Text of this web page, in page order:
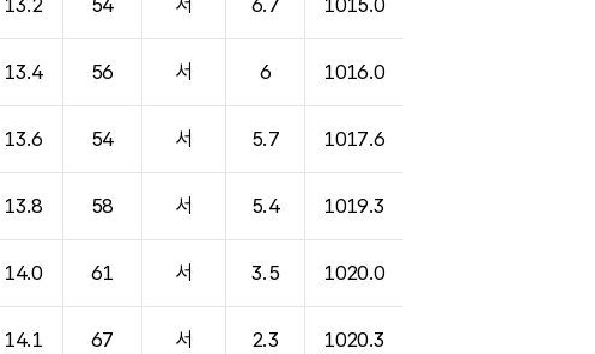
13.2 54 서 6.7 1015.0
13.4 56 서 6 1016.0
13.6 54 서 5.7 1017.6
13.8 58 서 5.4 1019.3
14.0 61 서 3.5 1020.0
14.1 67 서 2.3 1020.3